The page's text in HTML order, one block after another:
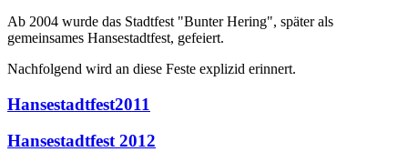
Ab 2004 wurde das Stadtfest "Bunter Hering", später als
gemeinsames Hansestadtfest, gefeiert.
Nachfolgend wird an diese Feste explizid erinnert.
Hansestadtfest2011
Hansestadtfest 2012